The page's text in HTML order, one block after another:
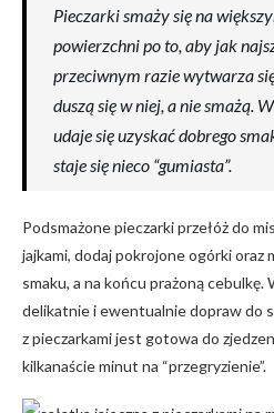
Pieczarki smaży się na
powierzchni po to, aby jak
przeciwnym razie wytwarza
duszą się w niej, a nie smażą.
udaje się uzyskać dobrego
staje się nieco “gumiasta”.
Podsmażone pieczarki przełóż do
jajkami, dodaj pokrojone ogórki oraz
smaku, a na końcu prażoną
delikatnie i ewentualnie dopraw do
z pieczarkami jest gotowa do
kilkanaście minut na “przegryzienie”.